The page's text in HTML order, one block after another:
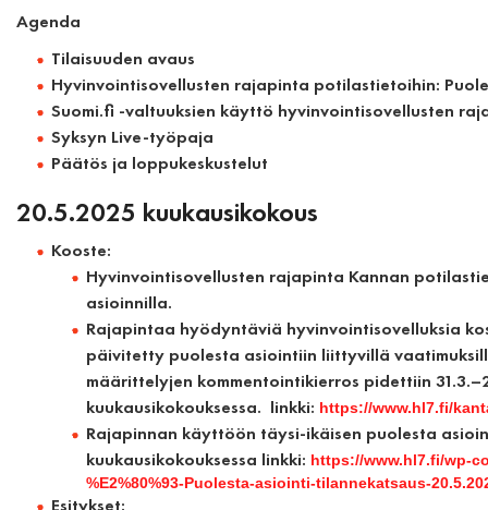
Agenda
Tilaisuuden avaus
Hyvinvointisovellusten rajapinta potilastietoihin:
Suomi.fi -valtuuksien käyttö hyvinvointisovellusten
Syksyn Live-työpaja
Päätös ja loppukeskustelut
20.5.2025 kuukausikokous
Kooste:
Hyvinvointisovellusten rajapinta Kannan
asioinnilla.
Rajapintaa hyödyntäviä hyvinvointisovelluksia
päivitetty puolesta asiointiin liittyvillä
määrittelyjen kommentointikierros pidettiin
kuukausikokouksessa. linkki: https://www.hl7.fi/
Rajapinnan käyttöön täysi-ikäisen puolesta
kuukausikokouksessa linkki: https://www.hl7.fi/wp-
%E2%80%93-Puolesta-asiointi-tilannekatsaus-
Esitykset: